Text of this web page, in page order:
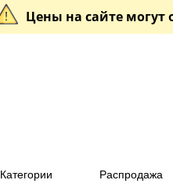
Цены на сайте могут
Категории Распродажа